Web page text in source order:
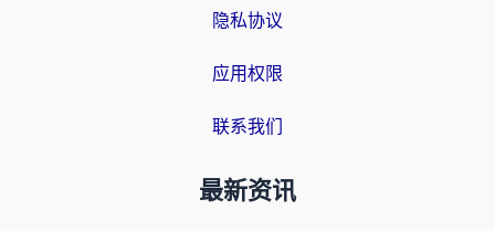
隐私协议
应用权限
联系我们
最新资讯